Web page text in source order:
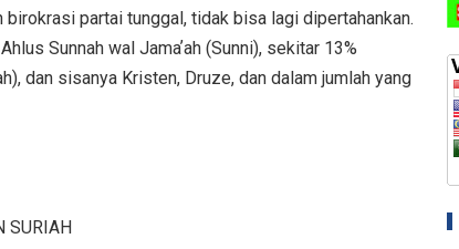
Syiah dan Penggunaan Ayat Al-Qur'an
partai tunggal, tidak bisa lagi dipertahankan.
Sunnah wal Jamaʼah (Sunni), sekitar 13%
dan sisanya Kristen, Druze, dan dalam jumlah yang
SURIAH